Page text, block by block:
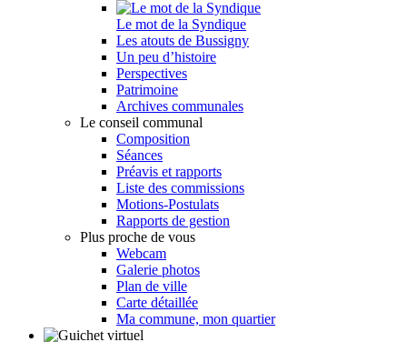
Le mot de la Syndique
Les atouts de Bussigny
Un peu d’histoire
Perspectives
Patrimoine
Archives communales
Le conseil communal
Composition
Séances
Préavis et rapports
Liste des commissions
Motions-Postulats
Rapports de gestion
Plus proche de vous
Webcam
Galerie photos
Plan de ville
Carte détaillée
Ma commune, mon quartier